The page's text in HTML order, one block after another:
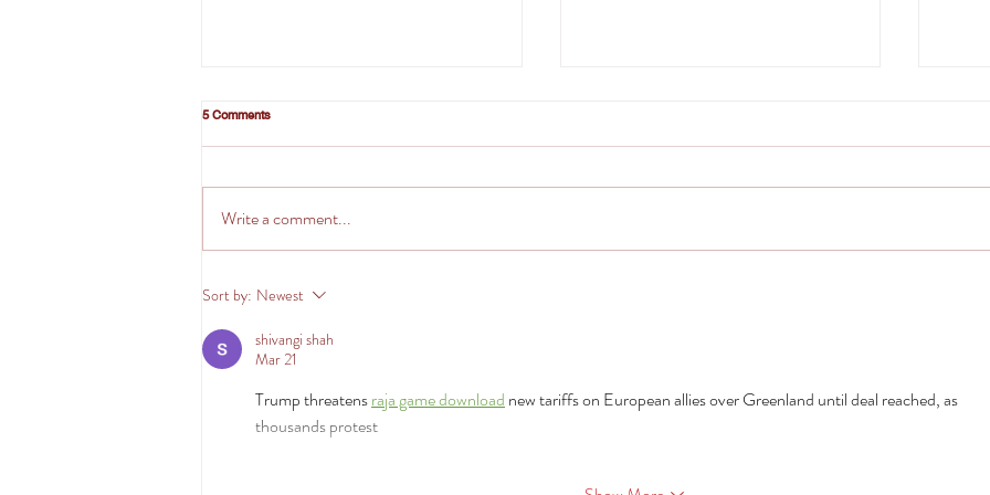
กลยุทธ์ Digital Marketing 2026 ปรับตัวอย่าง
ไร ให้ธุรกิจโตสวนกระแส!
5 Comments
Write a comment...
Sort by: Newest
shivangi shah
Mar 21
Trump threatens raja game download new tariffs on European allies over Greenland until deal reached, as
thousands protest